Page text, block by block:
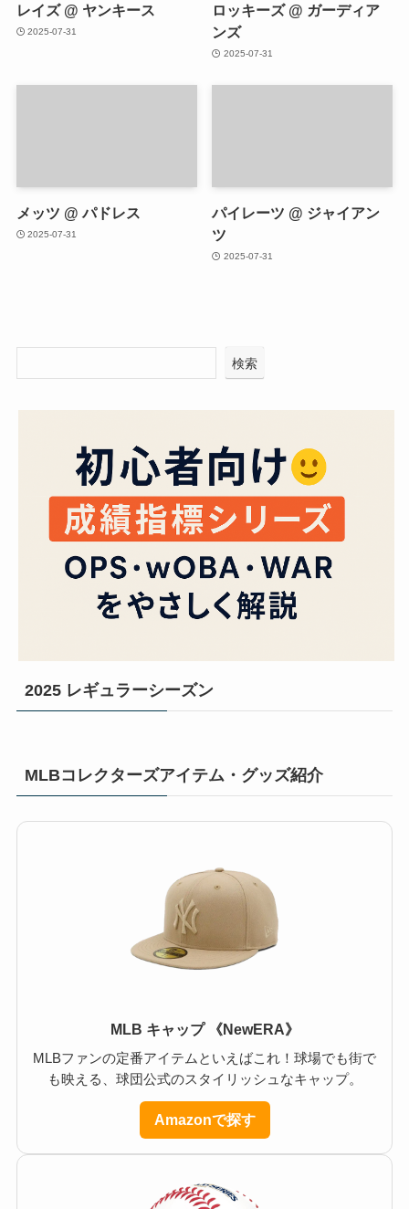
レイズ @ ヤンキース
2025-07-31
ロッキーズ @ ガーディア
ンズ
2025-07-31
メッツ @ パドレス
2025-07-31
パイレーツ @ ジャイアン
ツ
2025-07-31
検索
2025 レギュラーシーズン
MLBコレクターズアイテム・グッズ紹介
MLB キャップ 《NewERA》
MLBファンの定番アイテムといえばこれ！球場でも街で
も映える、球団公式のスタイリッシュなキャップ。
Amazonで探す